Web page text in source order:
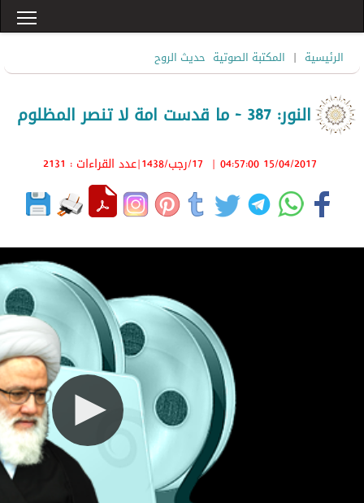
الرئيسية | المكتبة الصوتية حديث الروح
النور: 387 - ما قدست امة لا تنصر المظلوم
15/04/2017 04:57:00
| 17/رجب/1438 |عدد القراءات : 2131